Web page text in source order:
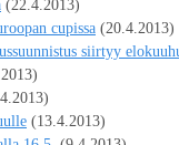
(22.4.2013)
cupissa (20.4.2013)
siirtyy
(13.4.2013)